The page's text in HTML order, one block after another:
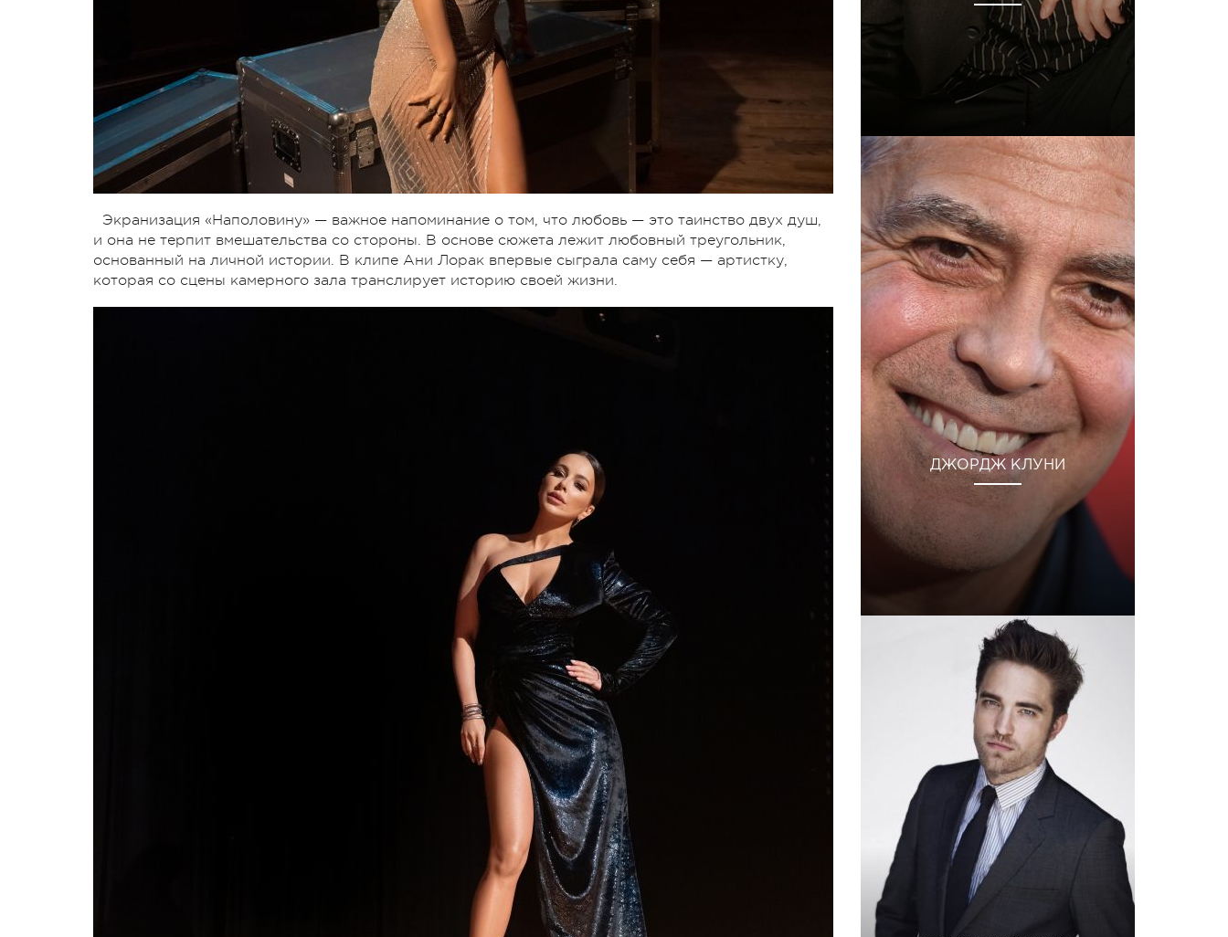
Экранизация «Наполовину» — важное напоминание о том, что любовь — это таинство двух душ,
и она не терпит вмешательства со стороны. В основе сюжета лежит любовный треугольник,
основанный на личной истории. В клипе Ани Лорак впервые сыграла саму себя — артистку,
которая со сцены камерного зала транслирует историю своей жизни.
ДЖОРДЖ КЛУНИ